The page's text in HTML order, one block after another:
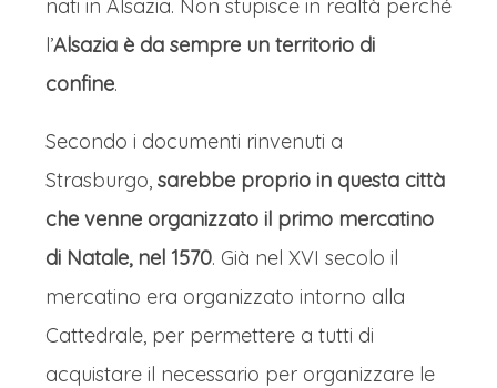
silenzioso della storia, da quando i
romani costruirono il primo ponte fino
ad oggi, scorrendo lento verso il Nord,
portando con sé il carattere resiliente
e aperto di una città di frontiera.
I MERCATINI DI NATALE DI
STRASBURGO
Sarà possibile girare poi
autonomamente tra le 400 bancarelle
per fare i primi regali di Natale, per se
nati in Alsazia. Non stupisce in realtà perché
l’Alsazia è da sempre un territorio di
confine.
Secondo i documenti rinvenuti a
Strasburgo, sarebbe proprio in questa città
che venne organizzato il primo mercatino
di Natale, nel 1570. Già nel XVI secolo il
mercatino era organizzato intorno alla
Cattedrale, per permettere a tutti di
acquistare il necessario per organizzare le